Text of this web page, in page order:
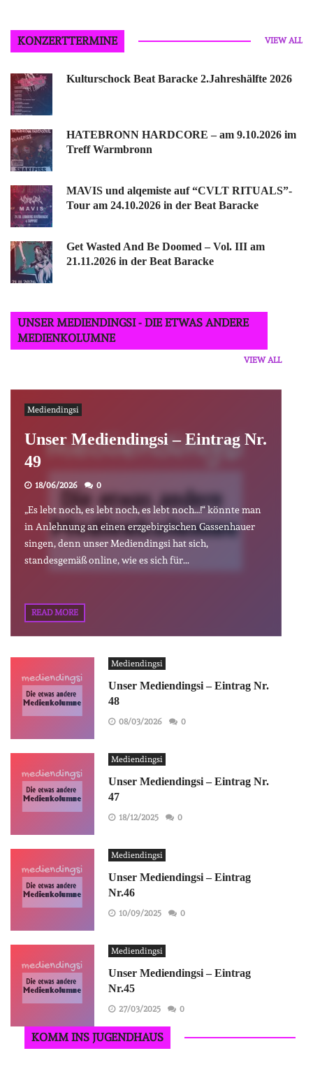
KONZERTTERMINE VIEW ALL
Kulturschock Beat Baracke 2.Jahreshälfte 2026
HATEBRONN HARDCORE – am 9.10.2026 im
Treff Warmbronn
MAVIS und alqemiste auf “CVLT RITUALS”-
Tour am 24.10.2026 in der Beat Baracke
Get Wasted And Be Doomed – Vol. III am
21.11.2026 in der Beat Baracke
UNSER MEDIENDINGSI - DIE ETWAS ANDERE
MEDIENKOLUMNE
VIEW ALL
Mediendingsi
Unser Mediendingsi – Eintrag Nr.
49
18/06/2026 0
„Es lebt noch, es lebt noch, es lebt noch…!“ könnte man
in Anlehnung an einen erzgebirgischen Gassenhauer
singen, denn unser Mediendingsi hat sich,
standesgemäß online, wie es sich für...
READ MORE
Mediendingsi
Unser Mediendingsi – Eintrag Nr.
48
08/03/2026 0
Mediendingsi
Unser Mediendingsi – Eintrag Nr.
47
18/12/2025 0
Mediendingsi
Unser Mediendingsi – Eintrag
Nr.46
10/09/2025 0
Mediendingsi
Unser Mediendingsi – Eintrag
Nr.45
27/03/2025 0
KOMM INS JUGENDHAUS